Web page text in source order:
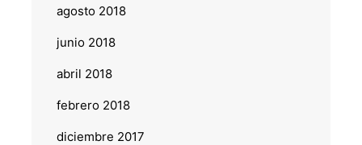
agosto 2018
junio 2018
abril 2018
febrero 2018
diciembre 2017